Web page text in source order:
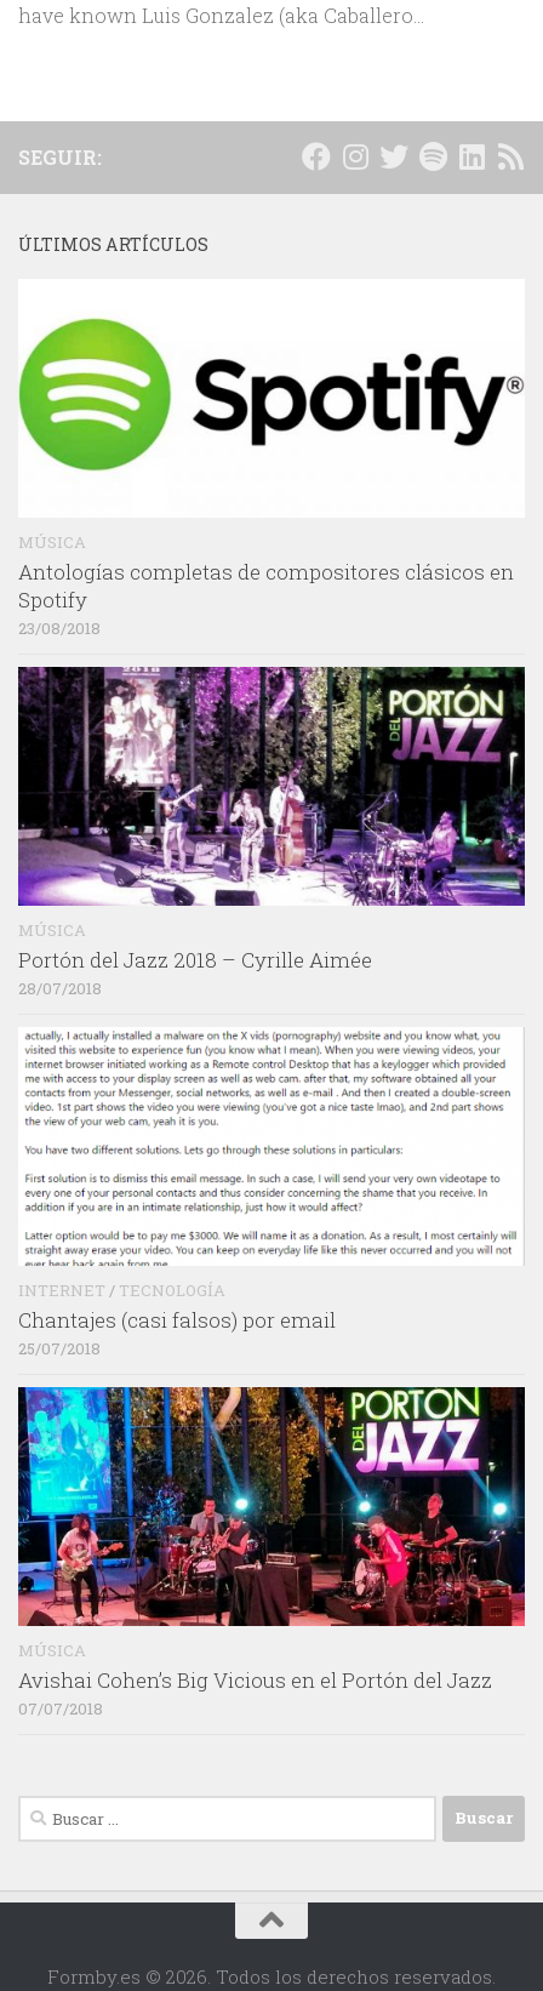
have known Luis Gonzalez (aka Caballero...
SEGUIR:
ÚLTIMOS ARTÍCULOS
MÚSICA
Antologías completas de compositores clásicos en
Spotify
23/08/2018
MÚSICA
Portón del Jazz 2018 – Cyrille Aimée
28/07/2018
INTERNET / TECNOLOGÍA
Chantajes (casi falsos) por email
25/07/2018
MÚSICA
Avishai Cohen’s Big Vicious en el Portón del Jazz
07/07/2018
Buscar:
Formby.es © 2026. Todos los derechos reservados.